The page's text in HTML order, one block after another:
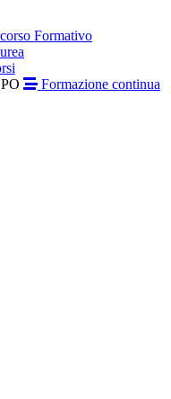
Formativo
Formazione continua